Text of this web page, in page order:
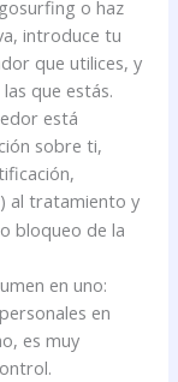
o haz
introduce tu
que utilices, y
que estás.
está
sobre ti,
) al tratamiento y
bloqueo de la
en uno:
en
es muy